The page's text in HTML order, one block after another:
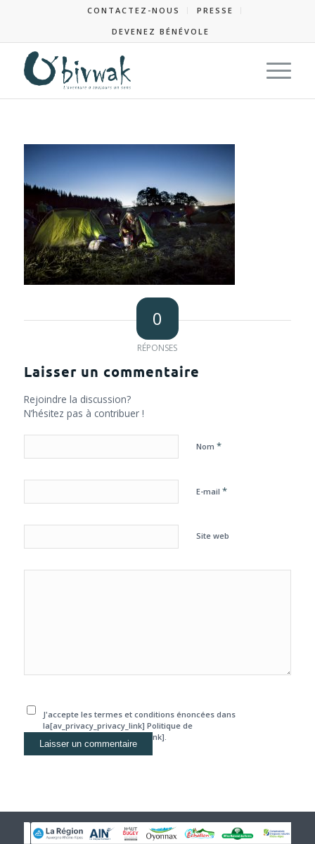
CONTACTEZ-NOUS
PRESSE
DEVENEZ BÉNÉVOLE
0
RÉPONSES
Laisser un commentaire
Rejoindre la discussion?
N’hésitez pas à contribuer !
Nom *
E-mail *
Site web
J'accepte les termes et conditions énoncées dans
la[av_privacy_privacy_link] Politique de
confidentialité[/av_privacy_link].